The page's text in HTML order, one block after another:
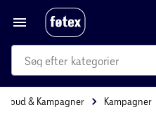
produkter
kategorier
Tilbud & Kampagner Kampagner